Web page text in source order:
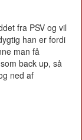
fra PSV og vil
han er fordi
man få
back up, så
ned af